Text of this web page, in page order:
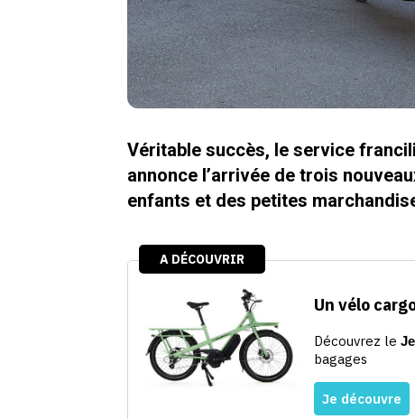
Véritable succès, le service
annonce l’arrivée de trois
enfants et des petites